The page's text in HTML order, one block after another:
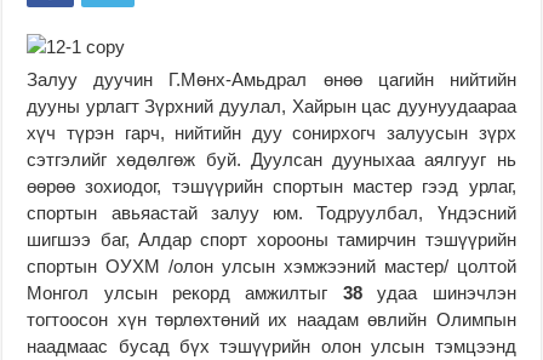
Залуу дуучин Г.Мөнх-Амьдрал өнөө цагийн нийтийн
дууны урлагт Зүрхний дуулал, Хайрын цас дуунуудаараа
хүч түрэн гарч, нийтийн дуу сонирхогч залуусын зүрх
сэтгэлийг хөдөлгөж буй. Дуулсан дууныхаа аялгууг нь
өөрөө зохиодог, тэшүүрийн спортын мастер гээд урлаг,
спортын авьяастай залуу юм. Тодруулбал, Үндэсний
шигшээ баг, Алдар спорт хорооны тамирчин тэшүүрийн
спортын ОУХМ /олон улсын хэмжээний мастер/ цолтой
Монгол улсын рекорд амжилтыг 38удаа шинэчлэн
тогтоосон хүн төрлөхтөний их наадам өвлийн Олимпын
наадмаас бусад бүх тэшүүрийн олон улсын тэмцээнд